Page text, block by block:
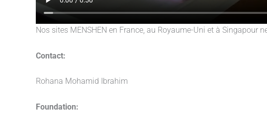
Nos sites MENSHEN en France, au Royaume-Uni et à
Contact:
Rohana Mohamid Ibrahim
Foundation: